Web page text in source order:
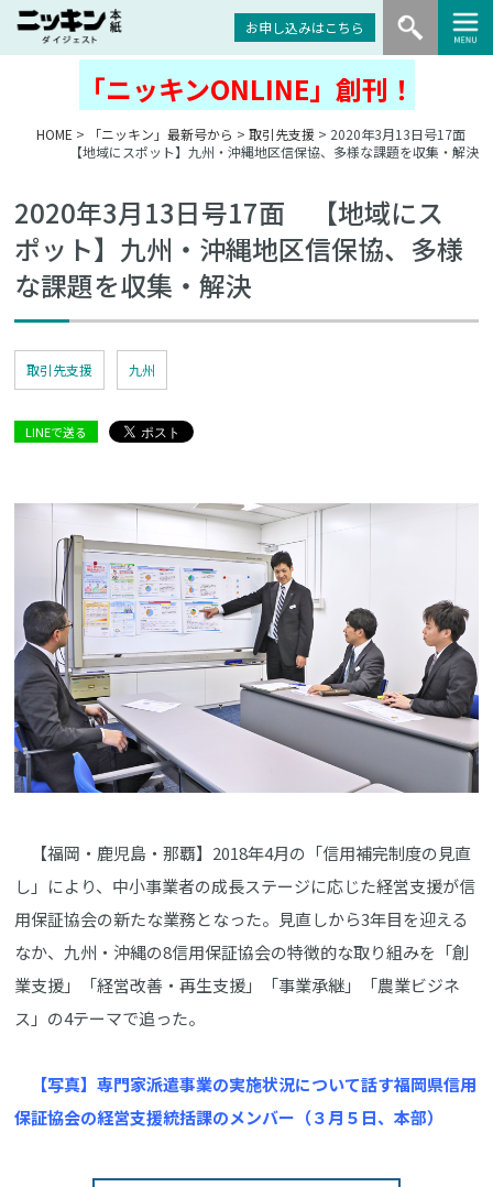
お申し込みはこちら
「ニッキンONLINE」創刊！
HOME > 「ニッキン」最新号から > 取引先支援 > 2020年3月13日号17面
【地域にスポット】九州・沖縄地区信保協、多様な課題を収集・解決
2020年3月13日号17面 【地域にス
ポット】九州・沖縄地区信保協、多様
な課題を収集・解決
取引先支援 九州
LINEで送る
【福岡・鹿児島・那覇】2018年4月の「信用補完制度の見直
し」により、中小事業者の成長ステージに応じた経営支援が信
用保証協会の新たな業務となった。見直しから3年目を迎える
なか、九州・沖縄の8信用保証協会の特徴的な取り組みを「創
業支援」「経営改善・再生支援」「事業承継」「農業ビジネ
ス」の4テーマで追った。
【写真】専門家派遣事業の実施状況について話す福岡県信用
保証協会の経営支援統括課のメンバー（３月５日、本部）